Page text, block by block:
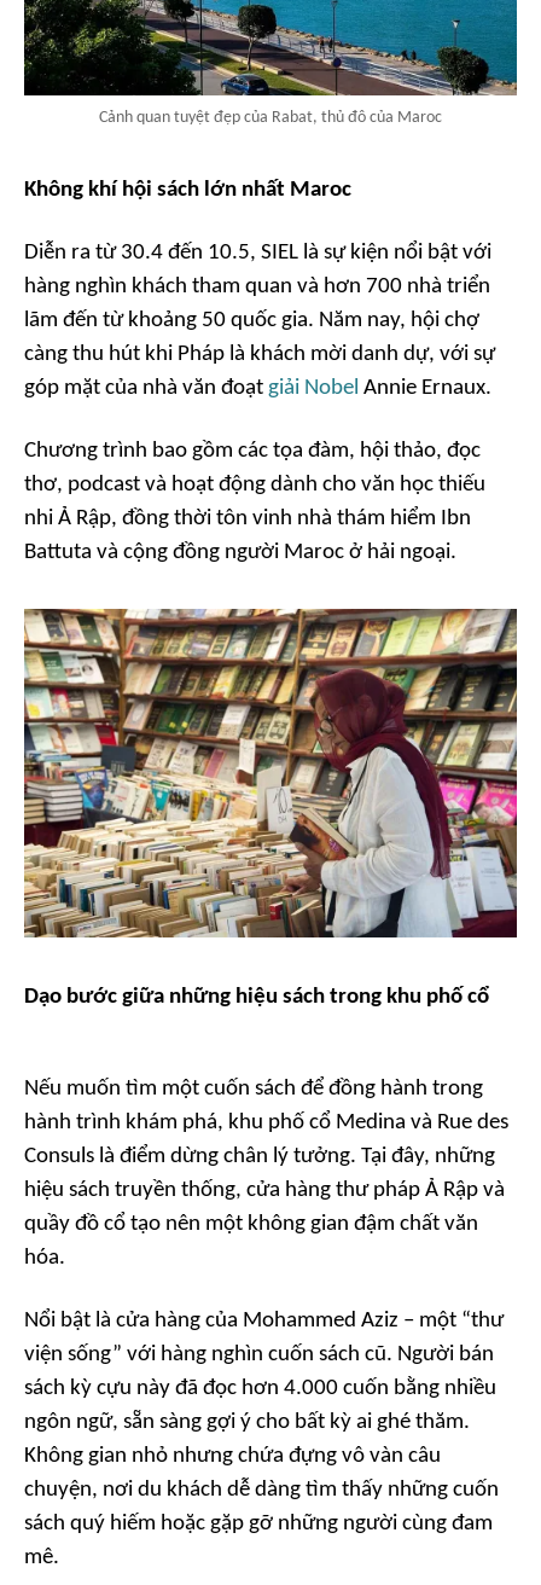
Cảnh quan tuyệt đẹp của Rabat, thủ đô của Maroc
Không khí hội sách lớn nhất Maroc
Diễn ra từ 30.4 đến 10.5, SIEL là sự kiện nổi bật với
hàng nghìn khách tham quan và hơn 700 nhà triển
lãm đến từ khoảng 50 quốc gia. Năm nay, hội chợ
càng thu hút khi Pháp là khách mời danh dự, với sự
góp mặt của nhà văn đoạt giải Nobel Annie Ernaux.
Chương trình bao gồm các tọa đàm, hội thảo, đọc
thơ, podcast và hoạt động dành cho văn học thiếu
nhi Ả Rập, đồng thời tôn vinh nhà thám hiểm Ibn
Battuta và cộng đồng người Maroc ở hải ngoại.
Dạo bước giữa những hiệu sách trong khu phố cổ
Nếu muốn tìm một cuốn sách để đồng hành trong
hành trình khám phá, khu phố cổ Medina và Rue des
Consuls là điểm dừng chân lý tưởng. Tại đây, những
hiệu sách truyền thống, cửa hàng thư pháp Ả Rập và
quầy đồ cổ tạo nên một không gian đậm chất văn
hóa.
Nổi bật là cửa hàng của Mohammed Aziz – một “thư
viện sống” với hàng nghìn cuốn sách cũ. Người bán
sách kỳ cựu này đã đọc hơn 4.000 cuốn bằng nhiều
ngôn ngữ, sẵn sàng gợi ý cho bất kỳ ai ghé thăm.
Không gian nhỏ nhưng chứa đựng vô vàn câu
chuyện, nơi du khách dễ dàng tìm thấy những cuốn
sách quý hiếm hoặc gặp gỡ những người cùng đam
mê.